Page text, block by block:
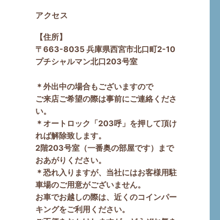
アクセス
【住所】
〒663-8035 兵庫県西宮市北口町2-10
プチシャルマン北口203号室
＊外出中の場合もございますので
ご来店ご希望の際は事前にご連絡くださ
い。
＊オートロック「203呼」を押して頂け
れば解除致します。
2階203号室（一番奥の部屋です）まで
おあがりください。
＊恐れ入りますが、当社にはお客様用駐
車場のご用意がございません。
お車でお越しの際は、近くのコインパー
キングをご利用ください。